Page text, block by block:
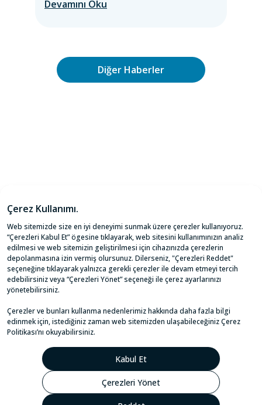
Devamını Oku
Diğer Haberler
Çerez yönetimi
Çerez Politikası
Bilgi Toplumu Hizmetleri
@2021 Lifecell Dijital Servisler ve Çözümler A.Ş.